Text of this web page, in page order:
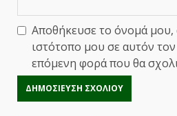
Αποθήκευσε το όνομά μου,
ιστότοπο μου σε αυτόν
επόμενη φορά που θα